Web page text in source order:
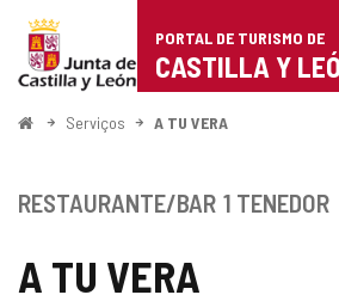
Portal
de
Turismo
Castilla
PORTAL DE TURISMO DE
CASTILLA Y
ComeçoServiços A TU VERA
A TU VERA
RESTAURANTE/BAR 1 TENEDOR